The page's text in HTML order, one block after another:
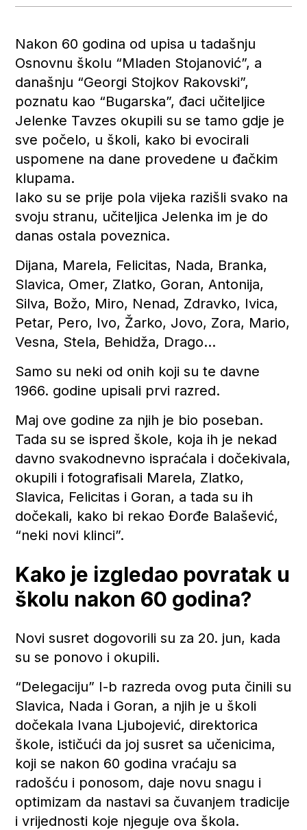
Nakon 60 godina od upisa u tadašnju
Osnovnu školu “Mladen Stojanović”, a
današnju “Georgi Stojkov Rakovski”,
poznatu kao “Bugarska”, đaci učiteljice
Jelenke Tavzes okupili su se tamo gdje je
sve počelo, u školi, kako bi evocirali
uspomene na dane provedene u đačkim
klupama.
Iako su se prije pola vijeka razišli svako na
svoju stranu, učiteljica Jelenka im je do
danas ostala poveznica.
Dijana, Marela, Felicitas, Nada, Branka,
Slavica, Omer, Zlatko, Goran, Antonija,
Silva, Božo, Miro, Nenad, Zdravko, Ivica,
Petar, Pero, Ivo, Žarko, Jovo, Zora, Mario,
Vesna, Stela, Behidža, Drago…
Samo su neki od onih koji su te davne
1966. godine upisali prvi razred.
Maj ove godine za njih je bio poseban.
Tada su se ispred škole, koja ih je nekad
davno svakodnevno ispraćala i dočekivala,
okupili i fotografisali Marela, Zlatko,
Slavica, Felicitas i Goran, a tada su ih
dočekali, kako bi rekao Đorđe Balašević,
“neki novi klinci”.
Kako je izgledao povratak u
školu nakon 60 godina?
Novi susret dogovorili su za 20. jun, kada
su se ponovo i okupili.
“Delegaciju” I-b razreda ovog puta činili su
Slavica, Nada i Goran, a njih je u školi
dočekala Ivana Ljubojević, direktorica
škole, ističući da joj susret sa učenicima,
koji se nakon 60 godina vraćaju sa
radošću i ponosom, daje novu snagu i
optimizam da nastavi sa čuvanjem tradicije
i vrijednosti koje njeguje ova škola.